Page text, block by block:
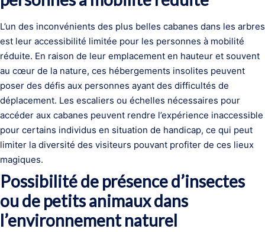
L’un des inconvénients des plus belles cabanes dans les arbres
est leur accessibilité limitée pour les personnes à mobilité
réduite. En raison de leur emplacement en hauteur et souvent
au cœur de la nature, ces hébergements insolites peuvent
poser des défis aux personnes ayant des difficultés de
déplacement. Les escaliers ou échelles nécessaires pour
accéder aux cabanes peuvent rendre l’expérience inaccessible
pour certains individus en situation de handicap, ce qui peut
limiter la diversité des visiteurs pouvant profiter de ces lieux
magiques.
Possibilité de présence d’insectes
ou de petits animaux dans
l’environnement naturel